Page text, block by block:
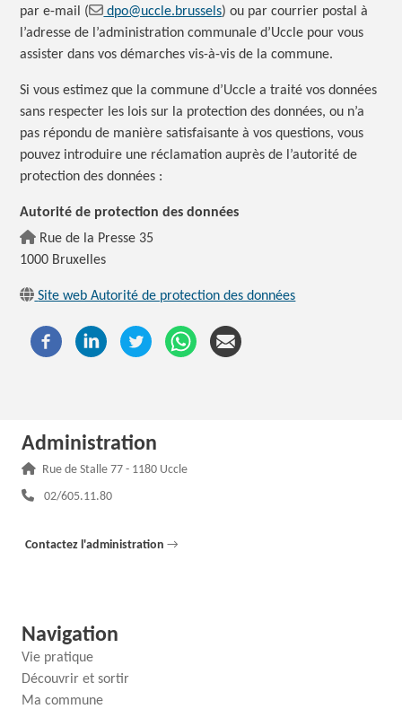
par e-mail (
dpo@uccle.brussels) ou par courrier postal à
l’adresse de l’administration communale d’Uccle pour vous
assister dans vos démarches vis-à-vis de la commune.
Si vous estimez que la commune d’Uccle a traité vos données
sans respecter les lois sur la protection des données, ou n’a
pas répondu de manière satisfaisante à vos questions, vous
pouvez introduire une réclamation auprès de l’autorité de
protection des données :
Autorité de protection des données
Rue de la Presse 35
1000 Bruxelles
Site web Autorité de protection des données
Administration
Adresse :
Rue de Stalle 77 - 1180 Uccle
Téléphone :
02/605.11.80
Contactez l'administration →
Navigation
Vie pratique
Découvrir et sortir
Ma commune